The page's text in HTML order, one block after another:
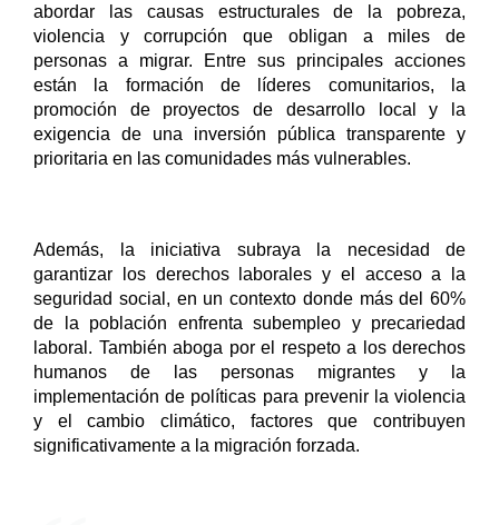
abordar las causas estructurales de la pobreza,
violencia y corrupción que obligan a miles de
personas a migrar. Entre sus principales acciones
están la formación de líderes comunitarios, la
promoción de proyectos de desarrollo local y la
exigencia de una inversión pública transparente y
prioritaria en las comunidades más vulnerables.
Además, la iniciativa subraya la necesidad de
garantizar los derechos laborales y el acceso a la
seguridad social, en un contexto donde más del 60%
de la población enfrenta subempleo y precariedad
laboral. También aboga por el respeto a los derechos
humanos de las personas migrantes y la
implementación de políticas para prevenir la violencia
y el cambio climático, factores que contribuyen
significativamente a la migración forzada.